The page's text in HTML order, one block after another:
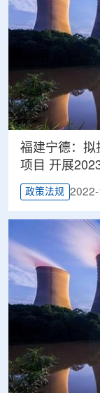
福建宁德：拟
项目 开展
政策法规 2022-